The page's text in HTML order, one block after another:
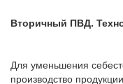
Вторичный ПВД.
Для уменьшения
производство